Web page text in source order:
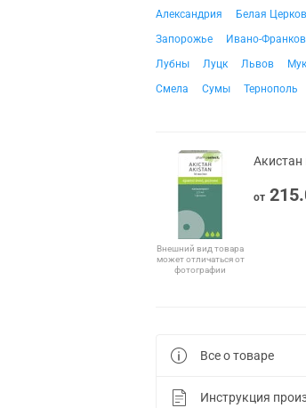
Александрия Белая
Запорожье
Ивано-
Лубны
Луцк Львов
Смела
Сумы Тернополь
Внешний вид товара
может отличаться от
фотографии
от
Все о товаре
Инструкция